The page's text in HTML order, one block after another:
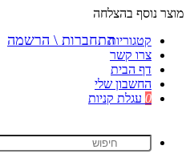
מוצר נוסף בהצלחה
קטגוריות
צרו קשר
דף הבית
החשבון שלי
0 עגלת קניות
התחברות \ הרשמה